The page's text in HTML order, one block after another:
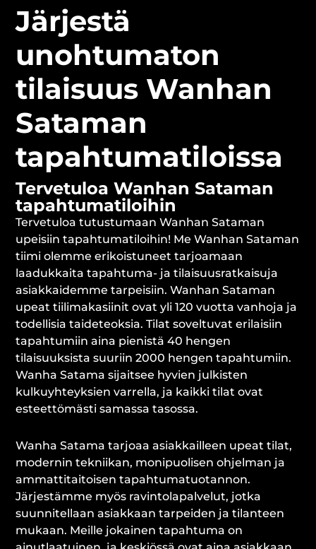
Järjestä
unohtumaton
tilaisuus Wanhan
Sataman
tapahtumatiloissa
Tervetuloa Wanhan Sataman
tapahtumatiloihin
Tervetuloa tutustumaan Wanhan Sataman
upeisiin tapahtumatiloihin! Me Wanhan Sataman
tiimi olemme erikoistuneet tarjoamaan
laadukkaita tapahtuma- ja tilaisuusratkaisuja
asiakkaidemme tarpeisiin. Wanhan Sataman
upeat tiilimakasiinit ovat yli 120 vuotta vanhoja ja
todellisia taideteoksia. Tilat soveltuvat erilaisiin
tapahtumiin aina pienistä 40 hengen
tilaisuuksista suuriin 2000 hengen tapahtumiin.
Wanha Satama sijaitsee hyvien julkisten
kulkuyhteyksien varrella, ja kaikki tilat ovat
esteettömästi samassa tasossa.
Wanha Satama tarjoaa asiakkailleen upeat tilat,
modernin tekniikan, monipuolisen ohjelman ja
ammattitaitoisen tapahtumatuotannon.
Järjestämme myös ravintolapalvelut, jotka
suunnitellaan asiakkaan tarpeiden ja tilanteen
mukaan. Meille jokainen tapahtuma on